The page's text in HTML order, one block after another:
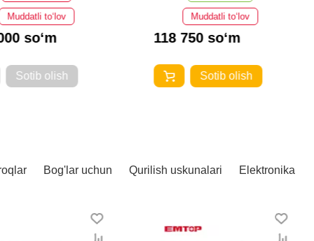
to‘lov
so‘m
Sotib olish
Muddatli to‘lov
118 750 so‘m
Sotib olish
Bog'lar uchun Qurilish uskunalari Elektronika